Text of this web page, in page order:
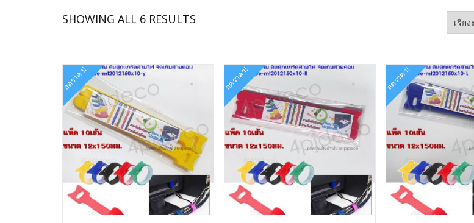
SHOWING ALL 6 RESULTS
ลดราคา! ลดราคา! ลดราคา!